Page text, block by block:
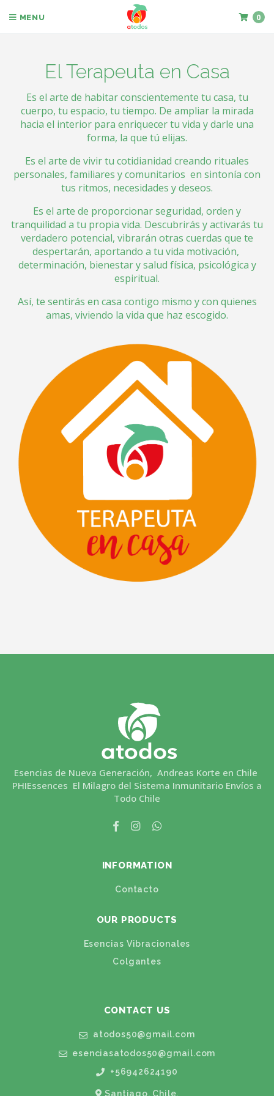
MENU 0
El Terapeuta en Casa
Es el arte de habitar conscientemente tu casa, tu
cuerpo, tu espacio, tu tiempo. De ampliar la mirada
hacia el interior para enriquecer tu vida y darle una
forma, la que tú elijas.
Es el arte de vivir tu cotidianidad creando rituales
personales, familiares y comunitarios en sintonía con
tus ritmos, necesidades y deseos.
Es el arte de proporcionar seguridad, orden y
tranquilidad a tu propia vida. Descubrirás y activarás tu
verdadero potencial, vibrarán otras cuerdas que te
despertarán, aportando a tu vida motivación,
determinación, bienestar y salud física, psicológica y
espiritual.
Así, te sentirás en casa contigo mismo y con quienes
amas, viviendo la vida que haz escogido.
Esencias de Nueva Generación, Andreas Korte en Chile
PHIEssences El Milagro del Sistema Inmunitario Envíos a
Todo Chile
INFORMATION
Contacto
OUR PRODUCTS
Esencias Vibracionales
Colgantes
CONTACT US
atodos50@gmail.com
esenciasatodos50@gmail.com
+56942624190
Santiago, Chile.